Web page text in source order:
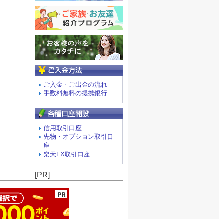
ご入金・ご出金の流れ
手数料無料の提携銀行
信用取引口座
先物・オプション取引口
座
楽天FX取引口座
[PR]